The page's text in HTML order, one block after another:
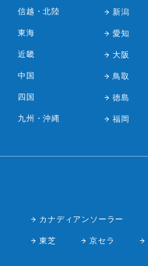
信越・北陸 新潟
東海 愛知
近畿 大阪
中国 鳥取
四国 徳島
九州・沖縄 福岡
カナディアンソーラー
東芝 京セラ